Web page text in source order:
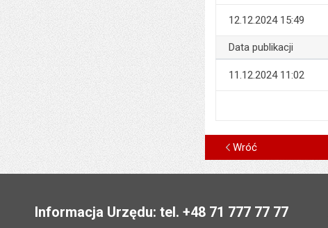
12.12.2024 15:49
Data publikacji
11.12.2024 11:02
Wróć
Informacja Urzędu: tel. +48 71 777 77 77